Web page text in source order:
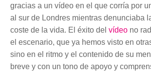
gracias a un vídeo en el que corría por
al sur de Londres mientras denunciaba
coste de la vida. El éxito del vídeo no
el escenario, que ya hemos visto en
sino en el ritmo y el contenido de su
breve y con un tono de apoyo y